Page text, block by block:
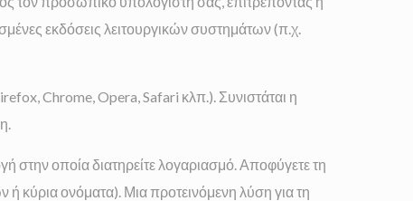
εκδόσεις λειτουργικών συστημάτων (π.χ.
Chrome, Opera, Safari κλπ.). Συνιστάται η
στην οποία διατηρείτε λογαριασμό. Αποφύγετε τη
κύρια ονόματα). Μια προτεινόμενη λύση για τη